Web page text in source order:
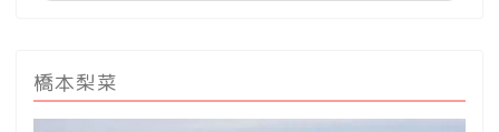
橋本梨菜